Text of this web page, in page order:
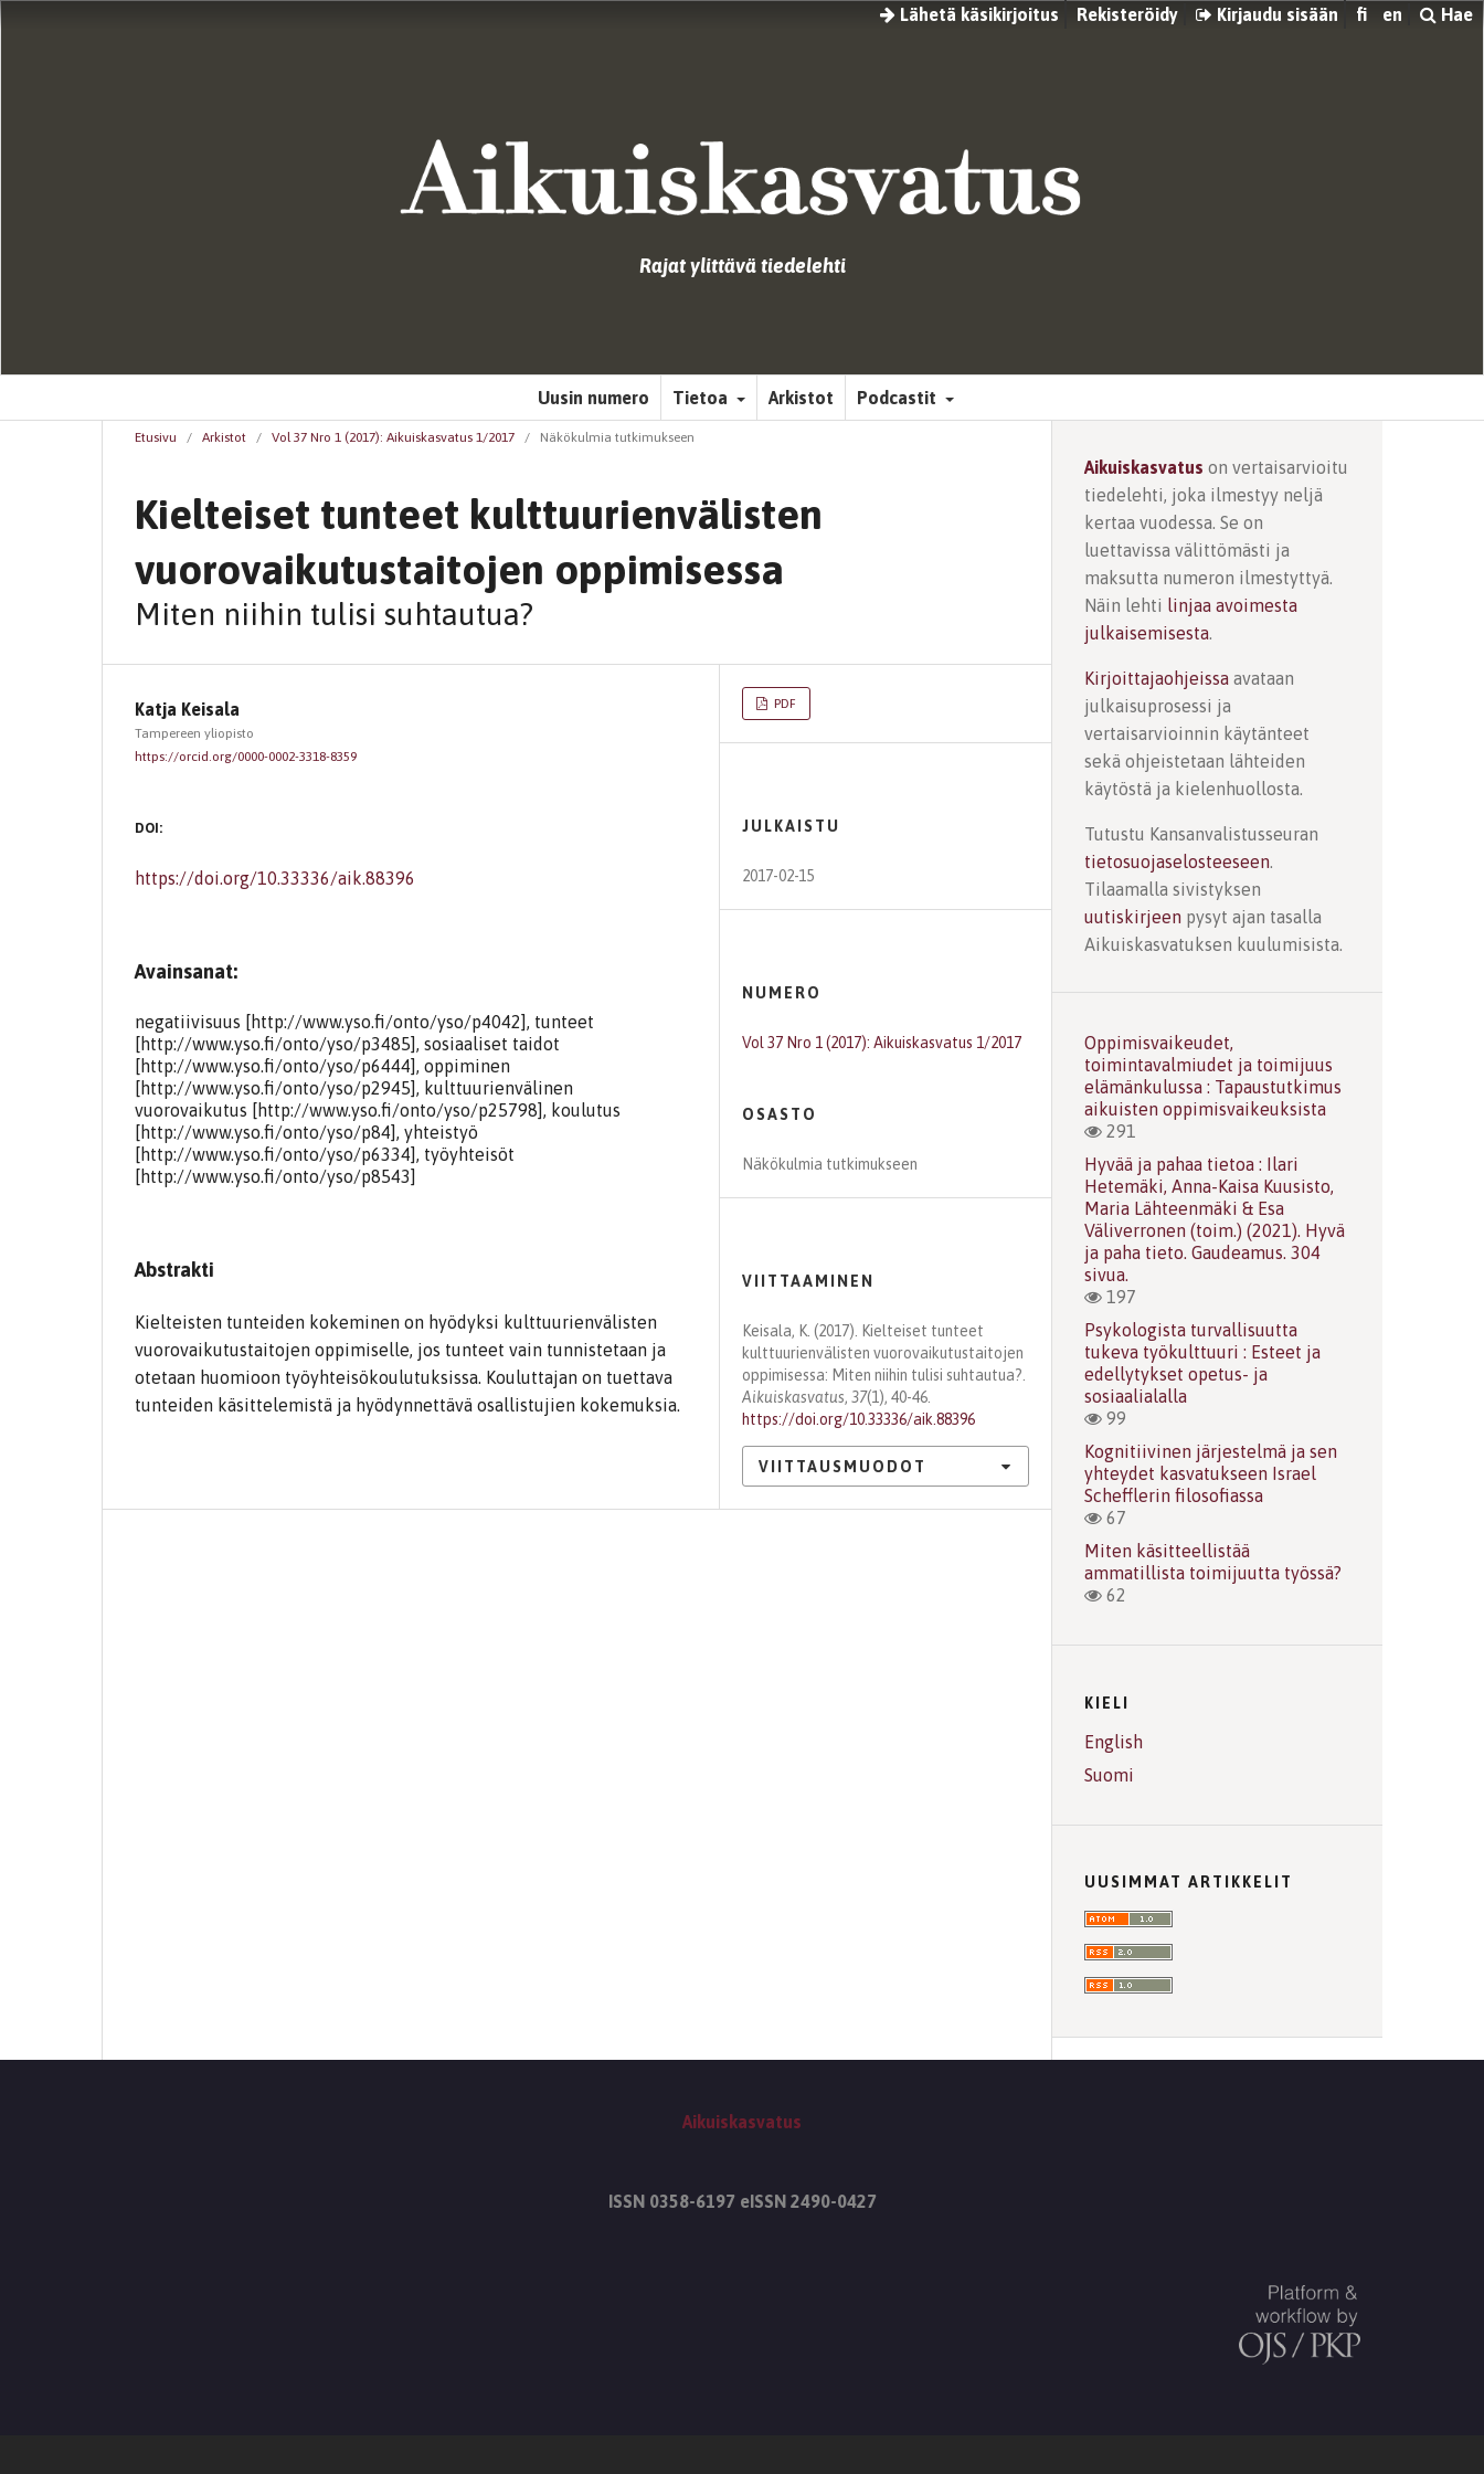
Lähetä käsikirjoitus Rekisteröidy Kirjaudu sisään fi en Hae
Rajat ylittävä tiedelehti
Uusin numero Tietoa Arkistot Podcastit
Etusivu / Arkistot / Vol 37 Nro 1 (2017): Aikuiskasvatus 1/2017 / Näkökulmia tutkimukseen
Kielteiset tunteet kulttuurienvälisten
vuorovaikutustaitojen oppimisessa
Miten niihin tulisi suhtautua?
Katja Keisala
Tampereen yliopisto
https://orcid.org/0000-0002-3318-8359
DOI:
https://doi.org/10.33336/aik.88396
Avainsanat:
negatiivisuus [http://www.yso.fi/onto/yso/p4042], tunteet
[http://www.yso.fi/onto/yso/p3485], sosiaaliset taidot
[http://www.yso.fi/onto/yso/p6444], oppiminen
[http://www.yso.fi/onto/yso/p2945], kulttuurienvälinen
vuorovaikutus [http://www.yso.fi/onto/yso/p25798], koulutus
[http://www.yso.fi/onto/yso/p84], yhteistyö
[http://www.yso.fi/onto/yso/p6334], työyhteisöt
[http://www.yso.fi/onto/yso/p8543]
Abstrakti
Kielteisten tunteiden kokeminen on hyödyksi kulttuurienvälisten
vuorovaikutustaitojen oppimiselle, jos tunteet vain tunnistetaan ja
otetaan huomioon työyhteisökoulutuksissa. Kouluttajan on tuettava
tunteiden käsittelemistä ja hyödynnettävä osallistujien kokemuksia.
PDF
JULKAISTU
2017-02-15
NUMERO
Vol 37 Nro 1 (2017): Aikuiskasvatus 1/2017
OSASTO
Näkökulmia tutkimukseen
VIITTAAMINEN
Keisala, K. (2017). Kielteiset tunteet
kulttuurienvälisten vuorovaikutustaitojen
oppimisessa: Miten niihin tulisi suhtautua?.
Aikuiskasvatus, 37(1), 40-46.
https://doi.org/10.33336/aik.88396
VIITTAUSMUODOT
Aikuiskasvatus on vertaisarvioitu
tiedelehti, joka ilmestyy neljä
kertaa vuodessa. Se on
luettavissa välittömästi ja
maksutta numeron ilmestyttyä.
Näin lehti linjaa avoimesta
julkaisemisesta.
Kirjoittajaohjeissa avataan
julkaisuprosessi ja
vertaisarvioinnin käytänteet
sekä ohjeistetaan lähteiden
käytöstä ja kielenhuollosta.
Tutustu Kansanvalistusseuran
tietosuojaselosteeseen.
Tilaamalla sivistyksen
uutiskirjeen pysyt ajan tasalla
Aikuiskasvatuksen kuulumisista.
Oppimisvaikeudet,
toimintavalmiudet ja toimijuus
elämänkulussa : Tapaustutkimus
aikuisten oppimisvaikeuksista
291
Hyvää ja pahaa tietoa : Ilari
Hetemäki, Anna-Kaisa Kuusisto,
Maria Lähteenmäki & Esa
Väliverronen (toim.) (2021). Hyvä
ja paha tieto. Gaudeamus. 304
sivua.
197
Psykologista turvallisuutta
tukeva työkulttuuri : Esteet ja
edellytykset opetus- ja
sosiaalialalla
99
Kognitiivinen järjestelmä ja sen
yhteydet kasvatukseen Israel
Schefflerin filosofiassa
67
Miten käsitteellistää
ammatillista toimijuutta työssä?
62
KIELI
English
Suomi
UUSIMMAT ARTIKKELIT
Aikuiskasvatus
ISSN 0358-6197 eISSN 2490-0427